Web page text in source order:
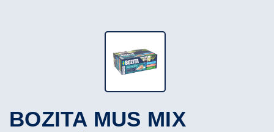
BOZITA MUS MIX